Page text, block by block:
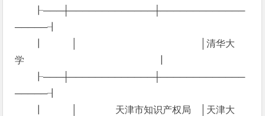
┠───┼─────────────┼─────────────
─────┨
┃ │ │清华大
学 ┃
┠───┼─────────────┼─────────────
─────┨
┃ │ 天津市知识产权局 │天津大